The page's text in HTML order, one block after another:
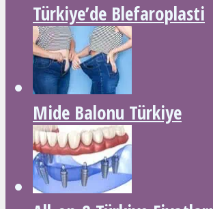
Türkiye’de Blefaroplasti
Mide Balonu Türkiye